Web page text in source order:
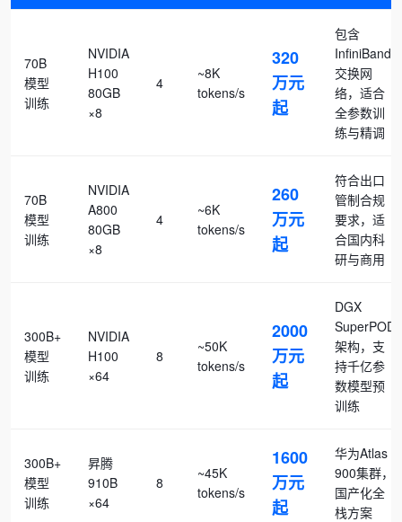
70B
模型
训练
NVIDIA
H100
80GB
×8
4
~8K
tokens/s
320
万元
起
包含
InfiniBand
交换网
络，适合
全参数训
练与精调
70B
模型
训练
NVIDIA
A800
80GB
×8
4
~6K
tokens/s
260
万元
起
符合出口
管制合规
要求，适
合国内科
研与商用
300B+
模型
训练
NVIDIA
H100
×64
8
~50K
tokens/s
2000
万元
起
DGX
SuperPOD
架构，支
持千亿参
数模型预
训练
300B+
模型
训练
昇腾
910B
×64
8
~45K
tokens/s
1600
万元
起
华为Atlas
900集群，
国产化全
栈方案